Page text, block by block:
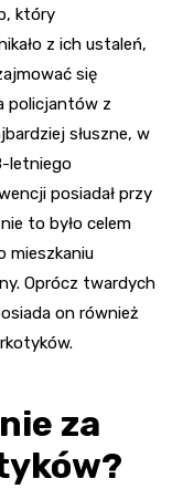
który
z ich ustaleń,
się
policjantów z
słuszne, w
letniego
posiadał przy
to było celem
mieszkaniu
Oprócz twardych
on również
za